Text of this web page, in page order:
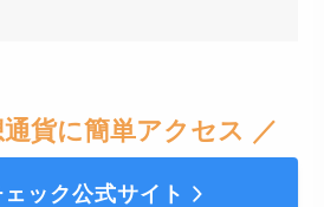
貨に簡単アクセス ／
ック公式サイト